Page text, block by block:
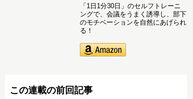
「1日1分30日」のセルフトレーニ
ングで、会議をうまく誘導し、部下
のモチベーションを自然にあげられ
る！
この連載の前回記事